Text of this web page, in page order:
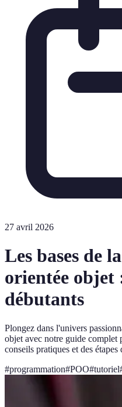
27 avril 2026
Les bases de
orientée objet
débutants
Plongez dans l'univers
objet avec notre guide complet
conseils pratiques et des étapes
#programmation#POO#tutoriel